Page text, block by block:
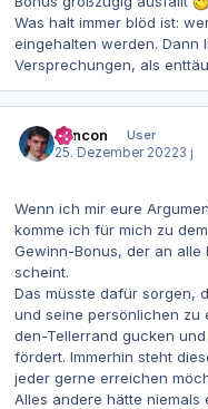
Was halt immer blöd ist:
eingehalten werden. Dann
Versprechungen, als
concon
User
25. Dezember 20223 j
Wenn ich mir eure
komme ich für mich zu
Gewinn-Bonus, der an
scheint.
Das müsste dafür sorgen,
und seine persönlichen
den-Tellerrand gucken
fördert. Immerhin steht
jeder gerne erreichen
Alles andere hätte niemals